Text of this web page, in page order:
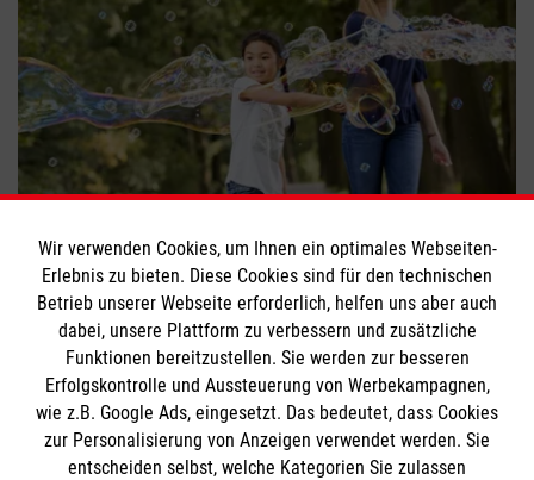
Balu und Du: Kindern Zeit schenken
Ehrenamt #Engagement #Freizeitaktivitäten
Bewerte diesen Artikel
Wir verwenden Cookies, um Ihnen ein optimales Webseiten-
Erlebnis zu bieten. Diese Cookies sind für den technischen
Betrieb unserer Webseite erforderlich, helfen uns aber auch
dabei, unsere Plattform zu verbessern und zusätzliche
Funktionen bereitzustellen. Sie werden zur besseren
Erfolgskontrolle und Aussteuerung von Werbekampagnen,
wie z.B. Google Ads, eingesetzt. Das bedeutet, dass Cookies
zur Personalisierung von Anzeigen verwendet werden. Sie
entscheiden selbst, welche Kategorien Sie zulassen